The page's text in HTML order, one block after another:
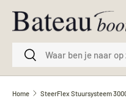
Ga naar inhoud
ZoekenZoeken
Home SteerFlex Stuursysteem